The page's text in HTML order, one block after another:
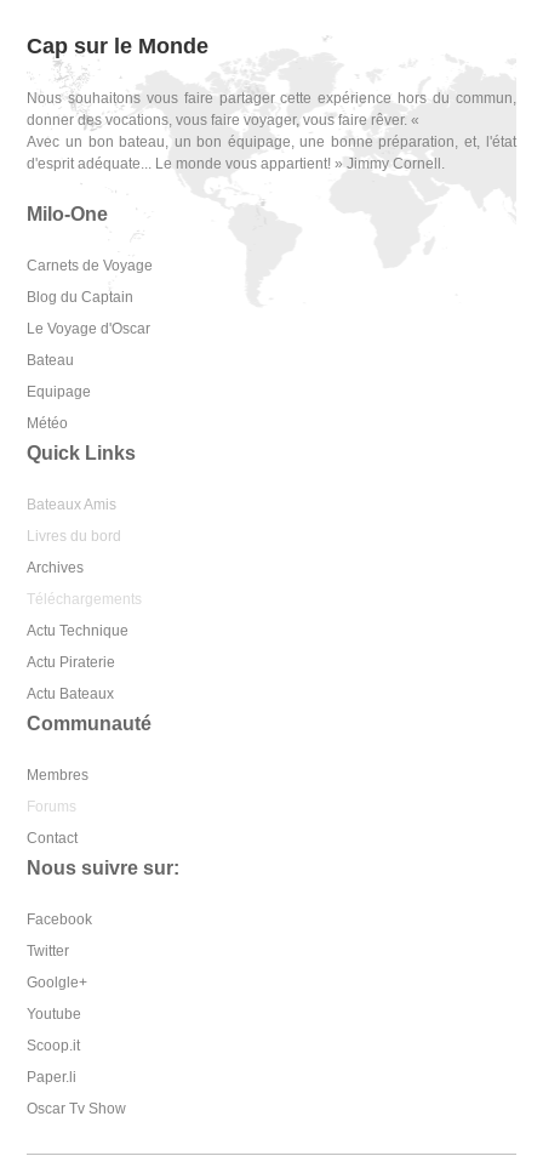
Cap sur le Monde
Nous souhaitons vous faire partager cette expérience hors du commun,
donner des vocations, vous faire voyager, vous faire rêver. «
Avec un bon bateau, un bon équipage, une bonne préparation, et, l'état
d'esprit adéquate... Le monde vous appartient! » Jimmy Cornell.
Milo-One
Carnets de Voyage
Blog du Captain
Le Voyage d'Oscar
Bateau
Equipage
Météo
Quick Links
Bateaux Amis
Livres du bord
Archives
Téléchargements
Actu Technique
Actu Piraterie
Actu Bateaux
Communauté
Membres
Forums
Contact
Nous suivre sur:
Facebook
Twitter
Goolgle+
Youtube
Scoop.it
Paper.li
Oscar Tv Show